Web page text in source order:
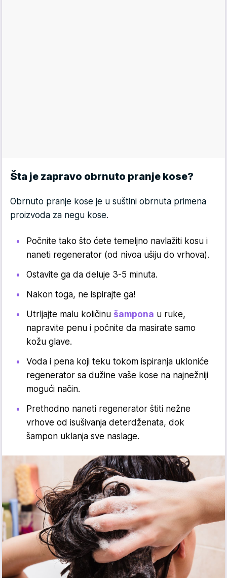
Šta je zapravo obrnuto pranje kose?
Obrnuto pranje kose je u suštini obrnuta primena
proizvoda za negu kose.
Počnite tako što ćete temeljno navlažiti kosu i
naneti regenerator (od nivoa ušiju do vrhova).
Ostavite ga da deluje 3-5 minuta.
Nakon toga, ne ispirajte ga!
Utrljajte malu količinu šampona u ruke,
napravite penu i počnite da masirate samo
kožu glave.
Voda i pena koji teku tokom ispiranja ukloniće
regenerator sa dužine vaše kose na najnežniji
mogući način.
Prethodno naneti regenerator štiti nežne
vrhove od isušivanja deterdženata, dok
šampon uklanja sve naslage.